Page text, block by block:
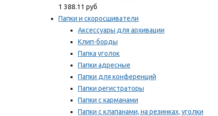
1 388.11 руб
Папки и скоросшиватели
Аксессуары для архивации
Клип-борды
Папка уголок
Папки адресные
Папки для конференций
Папки регистраторы
Папки с карманами
Папки с клапанами, на резинках, уголки